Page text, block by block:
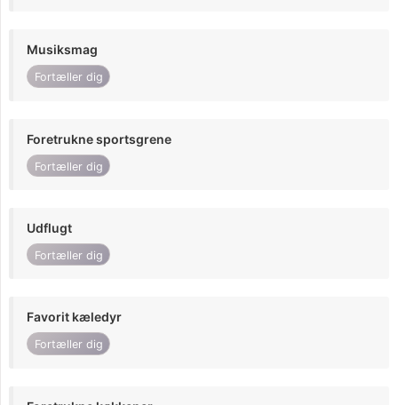
Musiksmag
Fortæller dig
Foretrukne sportsgrene
Fortæller dig
Udflugt
Fortæller dig
Favorit kæledyr
Fortæller dig